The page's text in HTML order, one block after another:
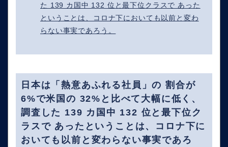
た 139 カ国中 132 位と最下位クラスで あった
ということは、コロナ下においても以前と変わ
らない事実であろう。
日本は「熱意あふれる社員」の 割合が
6%で米国の 32%と比べて大幅に低く、
調査した 139 カ国中 132 位と最下位ク
ラスで あったということは、コロナ下に
おいても以前と変わらない事実であろ